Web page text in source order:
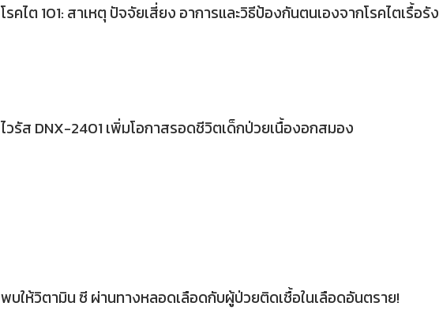
โรคไต 101: สาเหตุ ปัจจัยเสี่ยง อาการและวิธีป้องกันตนเองจากโรคไตเรื้อรัง
ไวรัส DNX-2401 เพิ่มโอกาสรอดชีวิตเด็กป่วยเนื้องอกสมอง
พบให้วิตามิน ซี ผ่านทางหลอดเลือดกับผู้ป่วยติดเชื้อในเลือดอันตราย!